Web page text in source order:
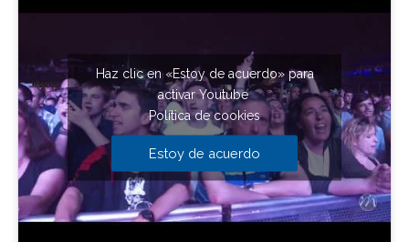
Haz clic en «Estoy de acuerdo» para
activar Youtube
Política de cookies
Estoy de acuerdo